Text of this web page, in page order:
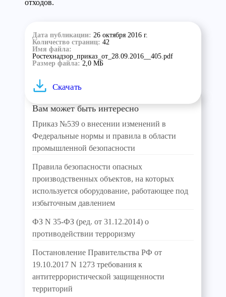
отходов.
Дата публикации: 26 октября 2016 г.
Количество страниц: 42
Имя файла:
Ростехнадзор_приказ_от_28.09.2016__405.pdf
Размер файла: 2,0 МБ
Скачать
Вам может быть интересно
Приказ №539 о внесении изменений в
Федеральные нормы и правила в области
промышленной безопасности
Правила безопасности опасных
производственных объектов, на которых
используется оборудование, работающее под
избыточным давлением
ФЗ N 35-ФЗ (ред. от 31.12.2014) о
противодействии терроризму
Постановление Правительства РФ от
19.10.2017 N 1273 требования к
антитеррористической защищенности
территорий